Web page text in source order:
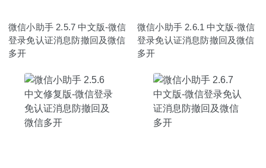
微信小助手 2.5.7 中文版-微信
登录免认证消息防撤回及微信
多开
微信小助手 2.6.1 中文版-微信
登录免认证消息防撤回及微信
多开